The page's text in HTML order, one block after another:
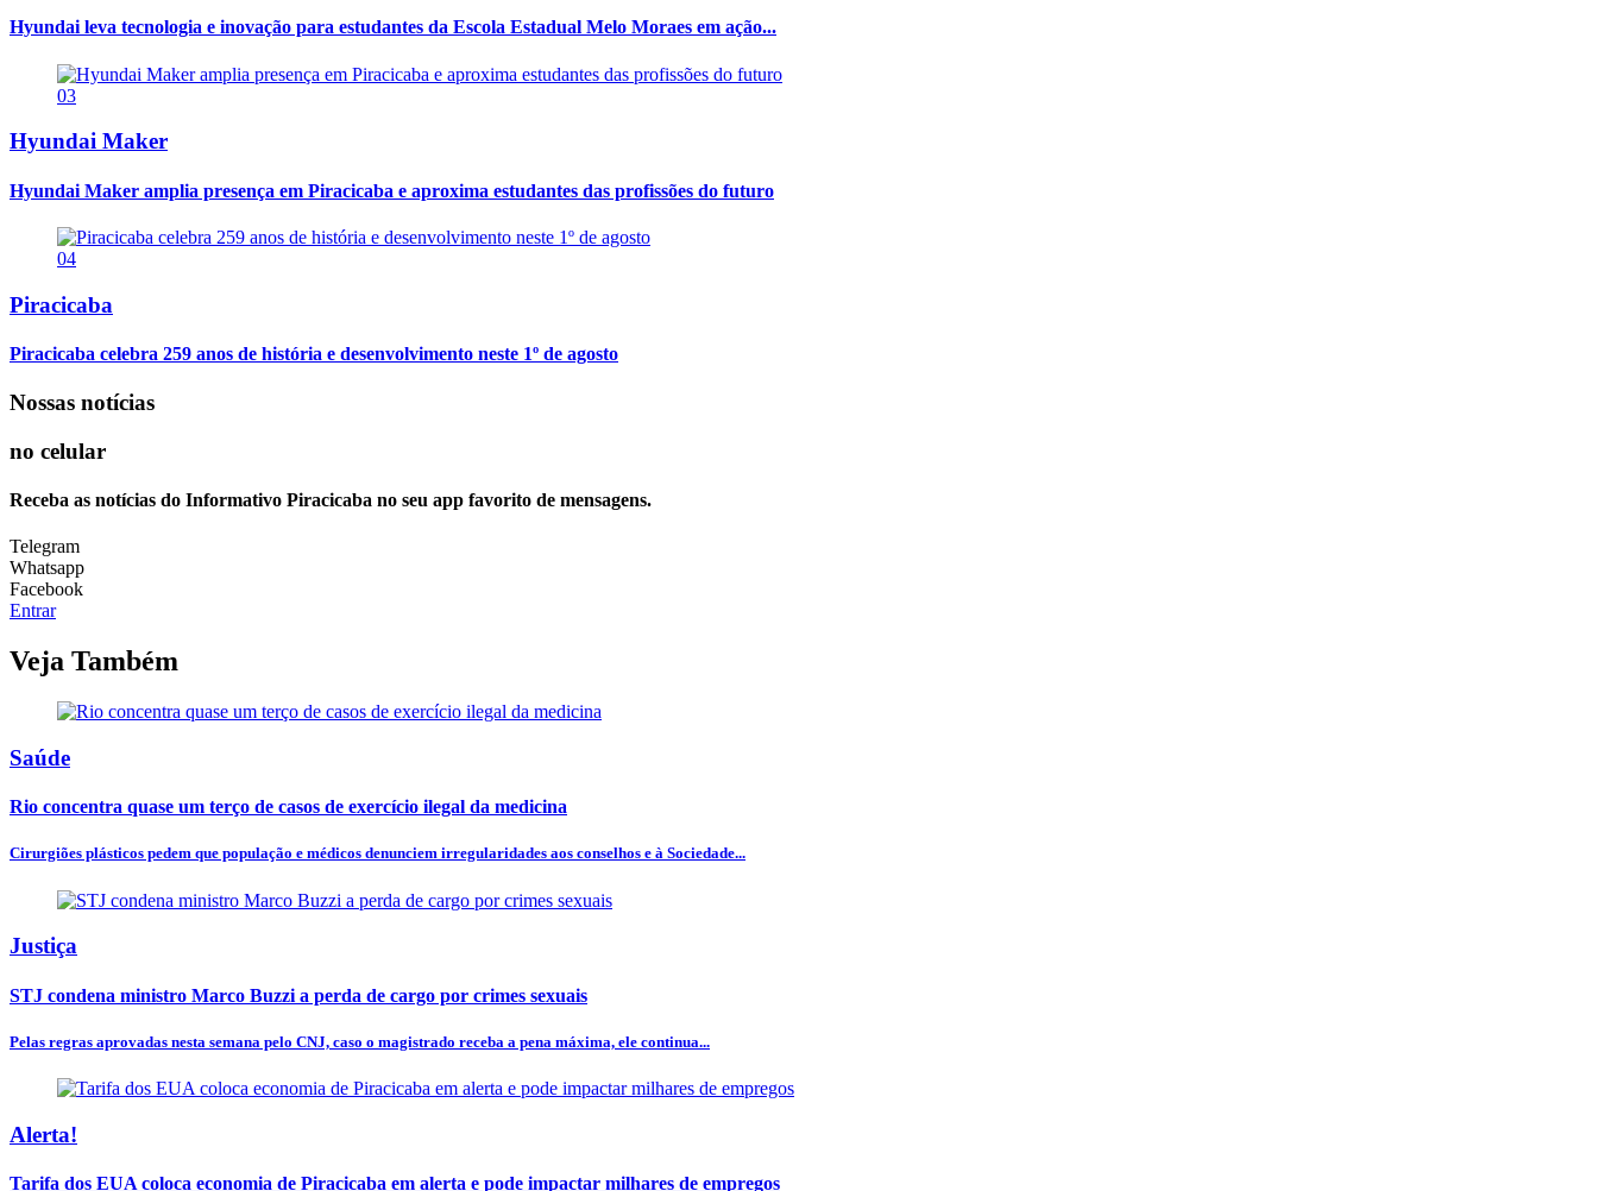
Hyundai leva tecnologia e inovação para estudantes da Escola Estadual Melo Moraes em ação...
03
Hyundai Maker
Hyundai Maker amplia presença em Piracicaba e aproxima estudantes das profissões do futuro
04
Piracicaba
Piracicaba celebra 259 anos de história e desenvolvimento neste 1º de agosto
Nossas notícias
no celular
Receba as notícias do Informativo Piracicaba no seu app favorito de mensagens.
Telegram
Whatsapp
Facebook
Entrar
Veja Também
Saúde
Rio concentra quase um terço de casos de exercício ilegal da medicina
Cirurgiões plásticos pedem que população e médicos denunciem irregularidades aos conselhos e à Sociedade...
Justiça
STJ condena ministro Marco Buzzi a perda de cargo por crimes sexuais
Pelas regras aprovadas nesta semana pelo CNJ, caso o magistrado receba a pena máxima, ele continua...
Alerta!
Tarifa dos EUA coloca economia de Piracicaba em alerta e pode impactar milhares de empregos